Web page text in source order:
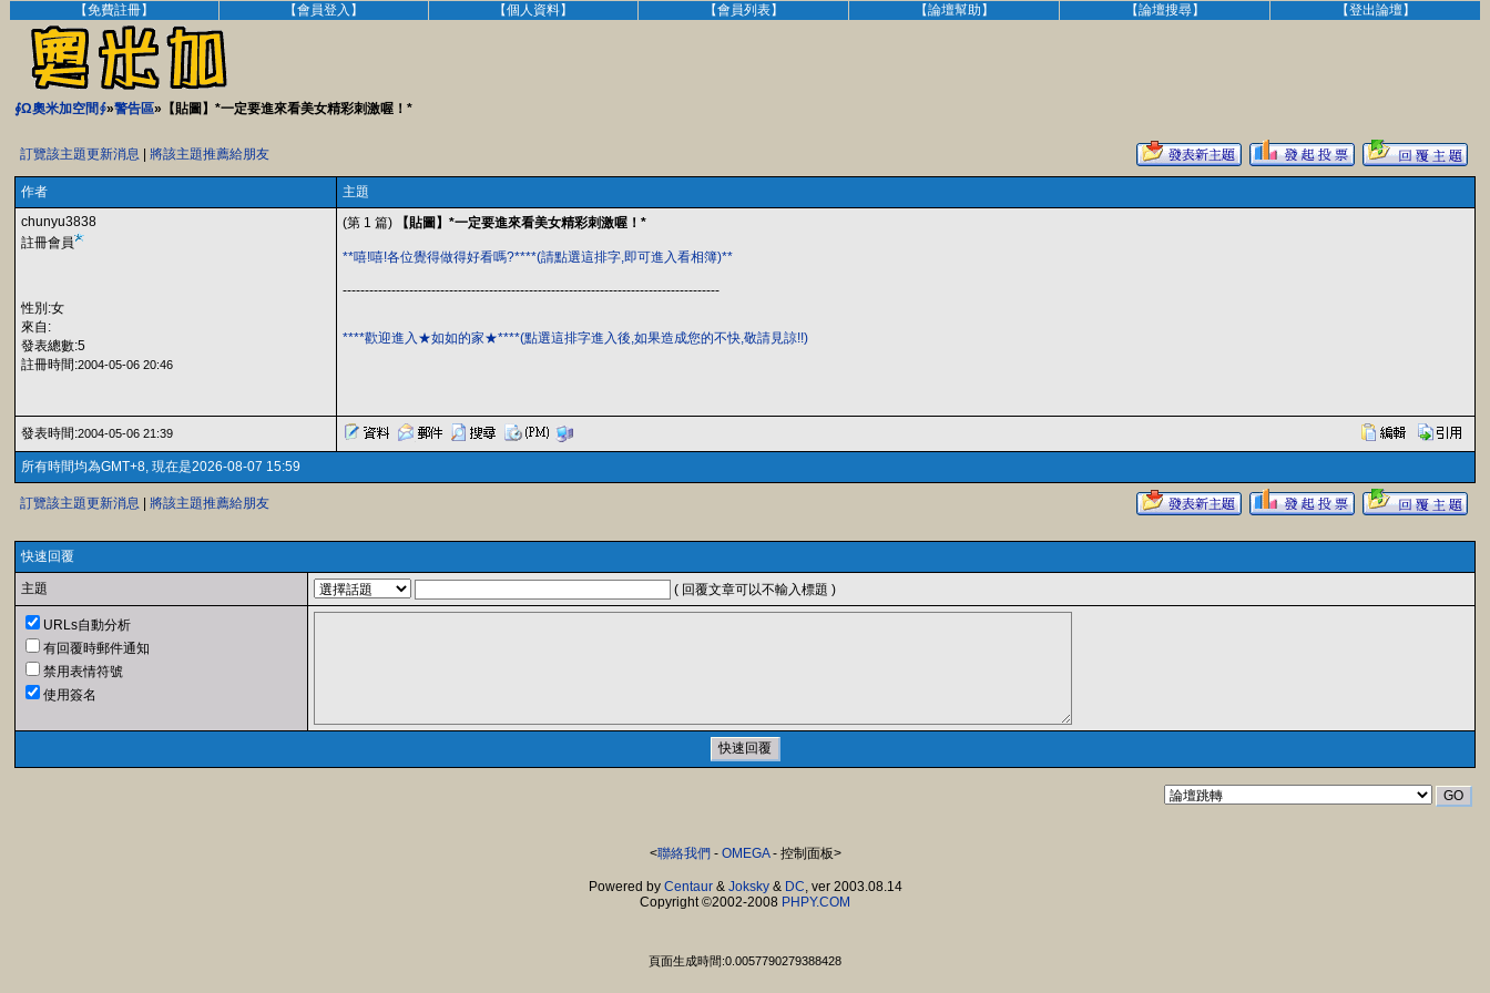
【免費註冊】 【會員登入】 【個人資料】 【會員列表】 【論壇幫助】 【論壇搜尋】 【登出論壇】
∮Ω奧米加空間∮»警告區»【貼圖】*一定要進來看美女精彩刺激喔！*
訂覽該主題更新消息 將該主題推薦給朋友
作者
主題
chunyu3838
註冊會員
性別:女
來自:
發表總數:5
註冊時間:2004-05-06 20:46
(第 1 篇) 【貼圖】*一定要進來看美女精彩刺激喔！*
**嘻!嘻!各位覺得做得好看嗎?****(請點選這排字,即可進入看相簿)**
-------------------------------------------------------------------------------------
****歡迎進入★如如的家★****(點選這排字進入後,如果造成您的不快,敬請見諒!!)
發表時間:2004-05-06 21:39
所有時間均為GMT+8, 現在是2026-08-07 15:59
訂覽該主題更新消息 將該主題推薦給朋友
快速回覆
主題 ( 回覆文章可以不輸入標題 )
URLs自動分析
有回覆時郵件通知
禁用表情符號
使用簽名
<聯絡我們 - OMEGA- 控制面板>
Powered by Centaur& Joksky& DC, ver 2003.08.14
Copyright ©2002-2008 PHPY.COM
頁面生成時間:0.0057790279388428